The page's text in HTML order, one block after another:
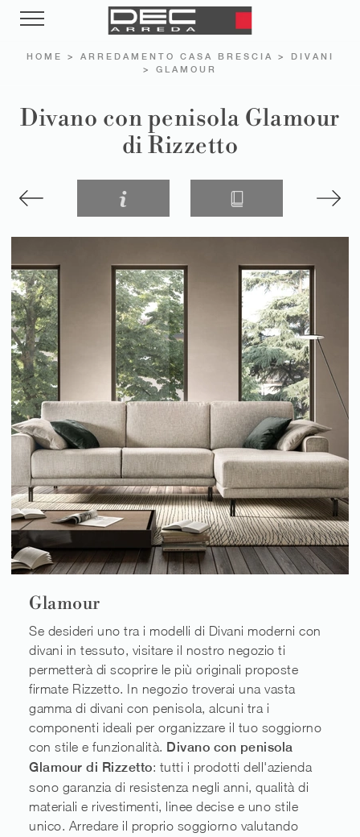
HOME > ARREDAMENTO CASA BRESCIA >
DIVANI
> GLAMOUR
Divano con penisola Glamour
di Rizzetto
Glamour
Se desideri uno tra i modelli di Divani moderni con
divani in tessuto, visitare il nostro negozio ti
permetterà di scoprire le più originali proposte
firmate Rizzetto. In negozio troverai una vasta
gamma di divani con penisola, alcuni tra i
componenti ideali per organizzare il tuo soggiorno
con stile e funzionalità. Divano con penisola
Glamour di Rizzetto: tutti i prodotti dell'azienda
sono garanzia di resistenza negli anni, qualità di
materiali e rivestimenti, linee decise e uno stile
unico. Arredare il proprio soggiorno valutando